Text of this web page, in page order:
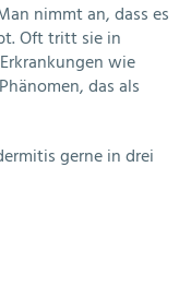
nimmt an, dass es
Oft tritt sie in
wie
das als
gerne in drei